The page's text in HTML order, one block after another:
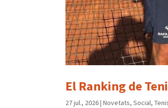
El Ranking de
27 jul., 2026|Novetats,Social,